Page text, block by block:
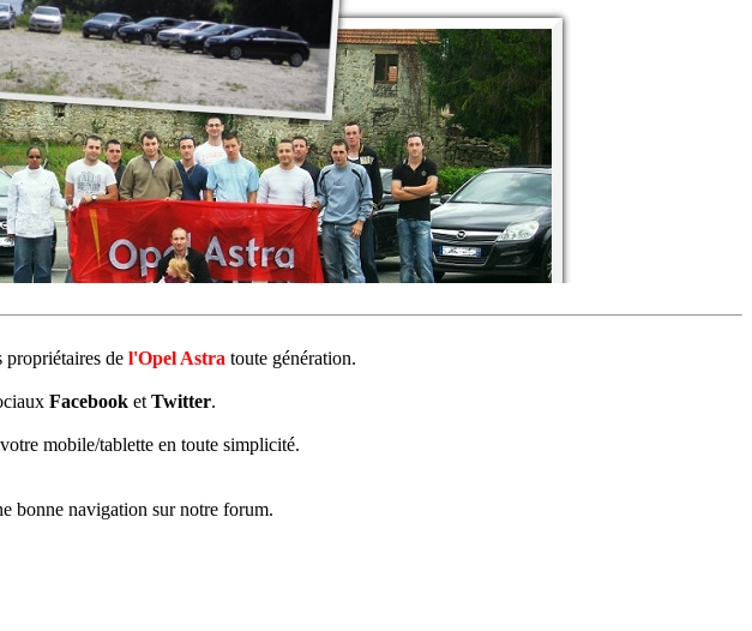
propriétaires de l'Opel Astra toute génération.
Facebooket Twitter.
mobile/tablette en toute simplicité.
bonne navigation sur notre forum.